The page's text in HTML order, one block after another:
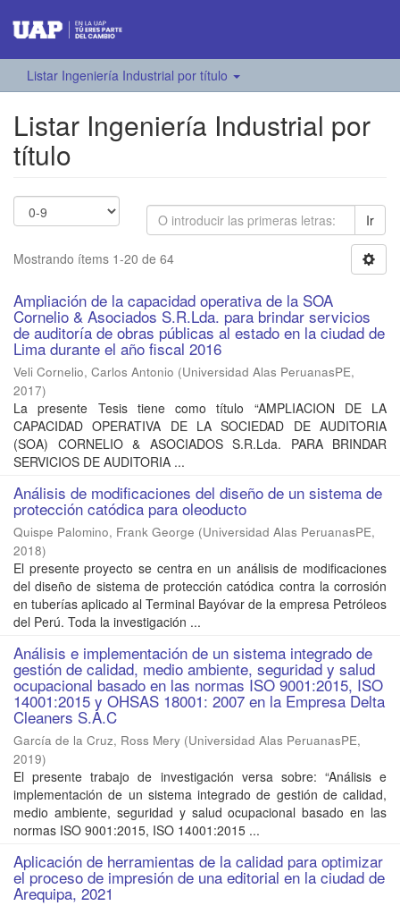
Listar Ingeniería Industrial por título
Listar Ingeniería Industrial por
título
Ir
Mostrando ítems 1-20 de 64
Ampliación de la capacidad operativa de la SOA
Cornelio & Asociados S.R.Lda. para brindar servicios
de auditoría de obras públicas al estado en la ciudad de
Lima durante el año fiscal 2016
Veli Cornelio, Carlos Antonio (Universidad Alas PeruanasPE,
2017)
La presente Tesis tiene como título “AMPLIACION DE LA
CAPACIDAD OPERATIVA DE LA SOCIEDAD DE AUDITORIA
(SOA) CORNELIO & ASOCIADOS S.R.Lda. PARA BRINDAR
SERVICIOS DE AUDITORIA ...
Análisis de modificaciones del diseño de un sistema de
protección catódica para oleoducto
Quispe Palomino, Frank George (Universidad Alas PeruanasPE,
2018)
El presente proyecto se centra en un análisis de modificaciones
del diseño de sistema de protección catódica contra la corrosión
en tuberías aplicado al Terminal Bayóvar de la empresa Petróleos
del Perú. Toda la investigación ...
Análisis e implementación de un sistema integrado de
gestión de calidad, medio ambiente, seguridad y salud
ocupacional basado en las normas ISO 9001:2015, ISO
14001:2015 y OHSAS 18001: 2007 en la Empresa Delta
Cleaners S.A.C
García de la Cruz, Ross Mery (Universidad Alas PeruanasPE,
2019)
El presente trabajo de investigación versa sobre: “Análisis e
implementación de un sistema integrado de gestión de calidad,
medio ambiente, seguridad y salud ocupacional basado en las
normas ISO 9001:2015, ISO 14001:2015 ...
Aplicación de herramientas de la calidad para optimizar
el proceso de impresión de una editorial en la ciudad de
Arequipa, 2021